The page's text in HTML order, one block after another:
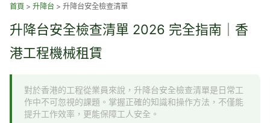
首頁 > 升降台 > 升降台安全檢查清單
升降台安全檢查清單 2026 完全指南｜香
港工程機械租賃
對於香港的工程從業員來說，升降台安全檢查清單是日常工
作中不可忽視的課題。掌握正確的知識和操作方法，不僅能
提升工作效率，更能保障工人安全。